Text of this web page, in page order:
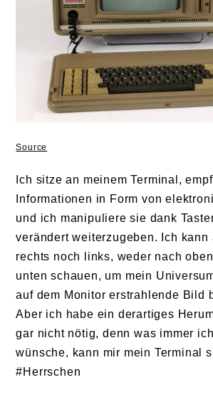
Source
Ich sitze an meinem Terminal,
Informationen in Form von
und ich manipuliere sie dank
verändert weiterzugeben. Ich kann
rechts noch links, weder nach
unten schauen, um mein
auf dem Monitor erstrahlende Bild
Aber ich habe ein derartiges
gar nicht nötig, denn was immer
wünsche, kann mir mein Terminal
#Herrschen